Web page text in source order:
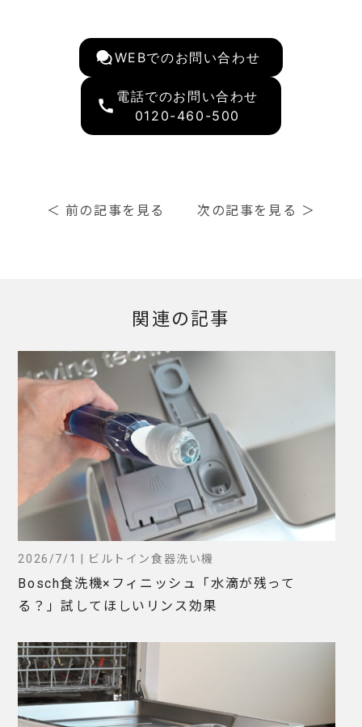
WEBでのお問い合わせ
電話でのお問い合わせ
0120-460-500
＜ 前の記事を見る 次の記事を見る ＞
関連の記事
2026/7/1 | ビルトイン食器洗い機
Bosch食洗機×フィニッシュ「水滴が残って
る？」試してほしいリンス効果